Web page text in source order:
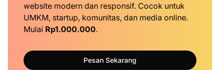
website modern dan responsif. Cocok untuk
UMKM, startup, komunitas, dan media online.
Mulai Rp1.000.000.
Pesan Sekarang